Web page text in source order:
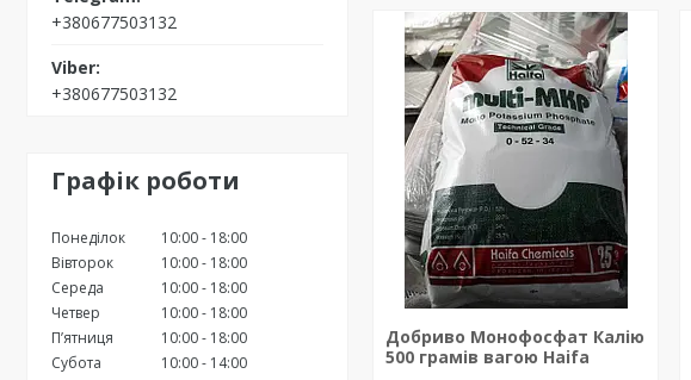
+380677503132
+380677503132
Графік роботи
Понеділок 10:00
18:00
Вівторок
10:00
18:00
Середа
10:00
18:00
Четвер
10:00
18:00
Пʼятниця
10:00
18:00
Субота
10:00
14:00
Добриво Монофосфат Калію
500 грамів вагою Haifa